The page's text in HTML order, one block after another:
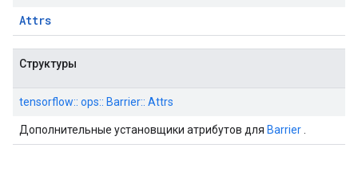
Attrs
Структуры
tensorflow:: ops:: Barrier:: Attrs
Дополнительные установщики атрибутов для Barrier